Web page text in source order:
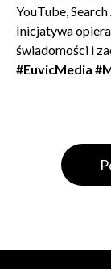
YouTube,
Inicjatywa
świadomości i
#EuvicMedia